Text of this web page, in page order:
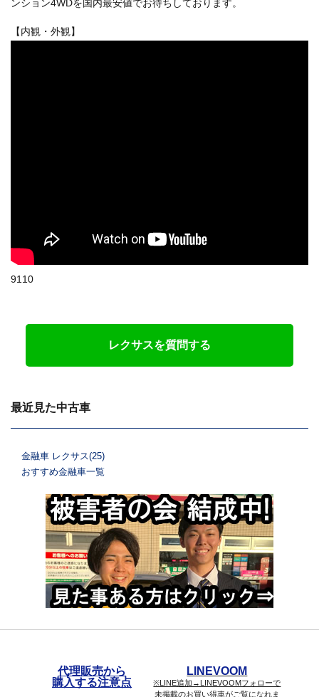
ンション4WDを国内最安値でお待ちしております。
【内観・外観】
9110
レクサスを質問する
最近見た中古車
金融車 レクサス(25)
おすすめ金融車一覧
代理販売から
購入する注意点
LINEVOOM
※LINE追加→LINEVOOMフォローで
未掲載のお買い得車がご覧になれま